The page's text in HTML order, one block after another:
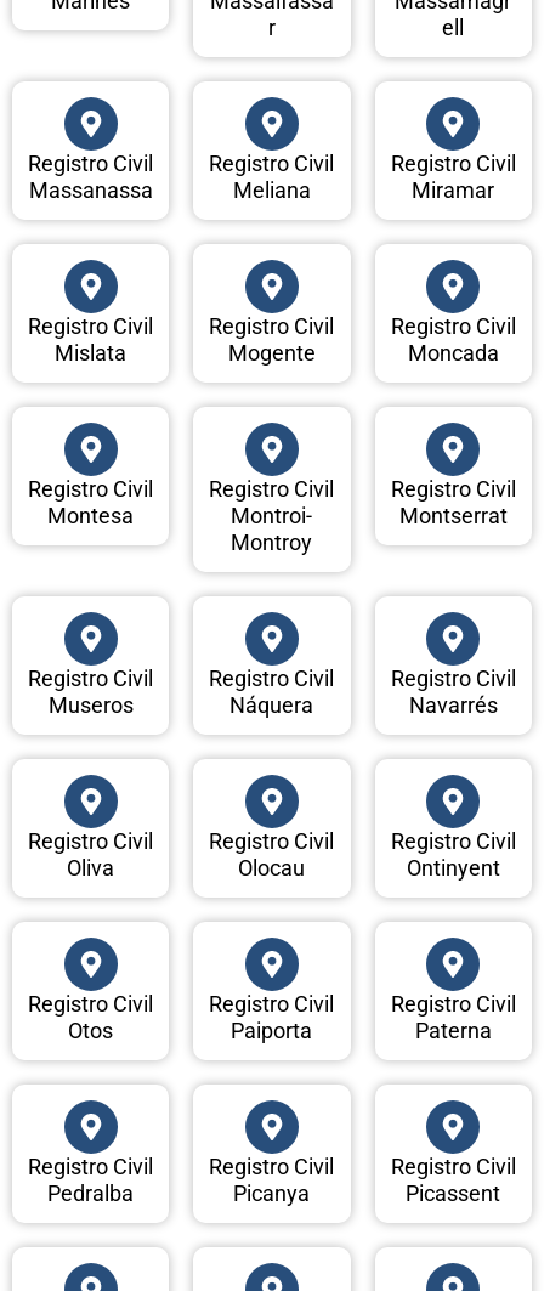
r
ell
Registro Civil
Massanassa
Registro Civil
Meliana
Registro Civil
Miramar
Registro Civil
Mislata
Registro Civil
Mogente
Registro Civil
Moncada
Registro Civil
Montesa
Registro Civil
Montroi-
Montroy
Registro Civil
Montserrat
Registro Civil
Museros
Registro Civil
Náquera
Registro Civil
Navarrés
Registro Civil
Oliva
Registro Civil
Olocau
Registro Civil
Ontinyent
Registro Civil
Otos
Registro Civil
Paiporta
Registro Civil
Paterna
Registro Civil
Pedralba
Registro Civil
Picanya
Registro Civil
Picassent